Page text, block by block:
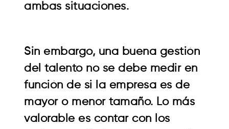
ambas situaciones.
Sin embargo, una buena gestión
del talento no se debe medir en
función de si la empresa es de
mayor o menor tamaño. Lo más
valorable es contar con los